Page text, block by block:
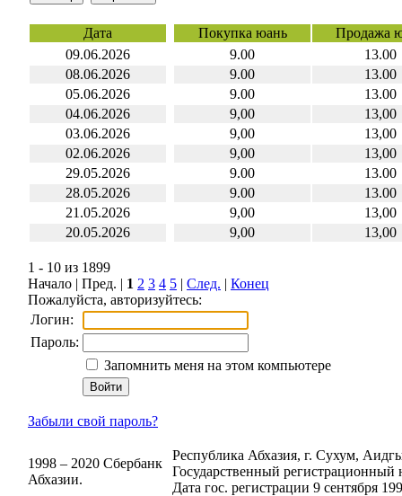
Дата Покупка юань
Продажа
09.06.2026
9.00
13.00
08.06.2026
9.00
13.00
05.06.2026
9.00
13.00
04.06.2026
9,00
13,00
03.06.2026
9,00
13,00
02.06.2026
9,00
13,00
29.05.2026
9.00
13.00
28.05.2026
9.00
13.00
21.05.2026
9,00
13,00
20.05.2026
9,00 13,00
1 - 10 из 1899
Начало | Пред. | 1 2 3 4 5 | След. | Конец
Пожалуйста, авторизуйтесь:
Логин:
Пароль:
Запомнить меня на этом компьютере
Забыли свой пароль?
1998 – 2020 Сбербанк
Абхазии.
Республика Абхазия, г. Сухум,
Государственный регистрационный
Дата гос. регистрации 9 сентября